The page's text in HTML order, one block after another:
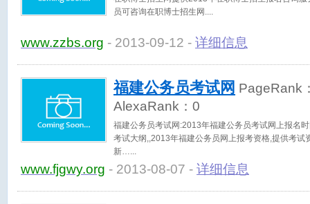
员可咨询在职博士招生网.
www.zzbs.org - 2013-09-12 - 详细信息
福建公务员考试网 PageRank
AlexaRank： 0
福建公务员考试网:2013年福建公务员考试网上报名
考试大纲,,2013年福建公务员网上报考资格,提供考试
新…
www.fjgwy.org - 2013-08-07 - 详细信息